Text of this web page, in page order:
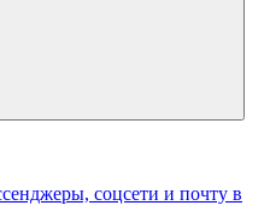
соцсети и почту в